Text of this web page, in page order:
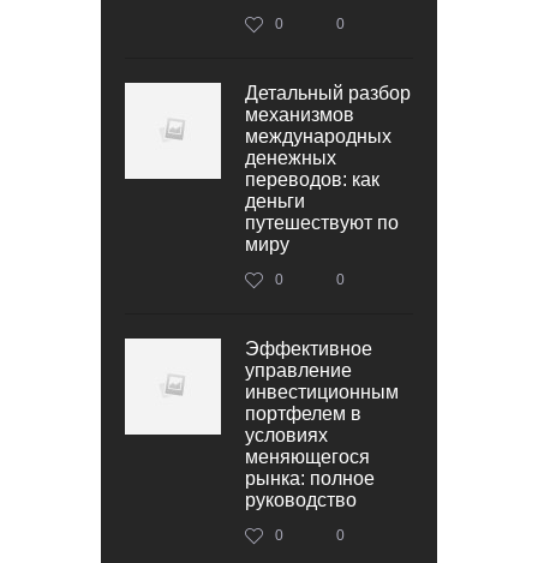
0 0
Детальный разбор
механизмов
международных
денежных
переводов: как
деньги
путешествуют по
миру
0 0
Эффективное
управление
инвестиционным
портфелем в
условиях
меняющегося
рынка: полное
руководство
0 0